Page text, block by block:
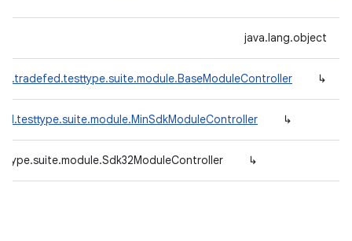
java.lang.object
↳
↳
↳